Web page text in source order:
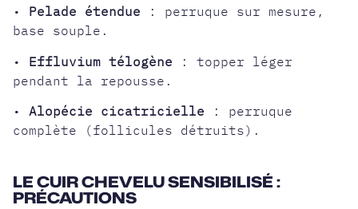
• Pelade étendue : perruque sur mesure,
base souple.
• Effluvium télogène : topper léger
pendant la repousse.
• Alopécie cicatricielle : perruque
complète (follicules détruits).
LE CUIR CHEVELU SENSIBILISÉ :
PRÉCAUTIONS